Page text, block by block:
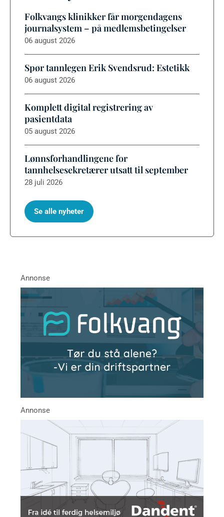
Folkvangs klinikker får morgendagens
journalsystem – på medlemsbetingelser
06 august 2026
Spør tannlegen Erik Svendsrud: Estetikk
06 august 2026
Komplett digital registrering av
pasientdata
05 august 2026
Lønnsforhandlingene for
tannhelsesekretærer utsatt til september
28 juli 2026
Se alle nyheter